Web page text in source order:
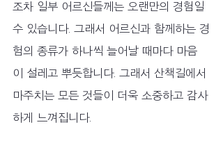
조차 일부 어르신들께는 오랜만의 경험일
수 있습니다. 그래서 어르신과 함께하는 경
험의 종류가 하나씩 늘어날 때마다 마음
이 설레고 뿌듯합니다. 그래서 산책길에서
마주치는 모든 것들이 더욱 소중하고 감사
하게 느껴집니다.